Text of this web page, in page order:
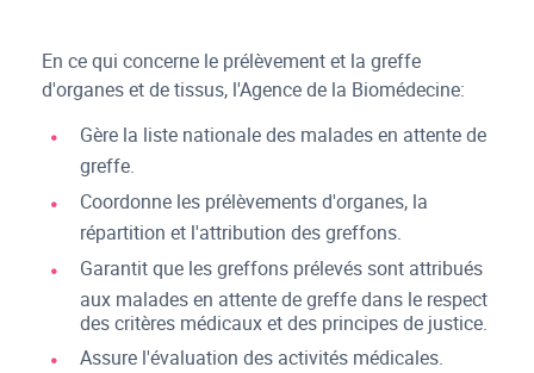
En ce qui concerne le prélèvement et la greffe
d'organes et de tissus, l'Agence de la Biomédecine:
Gère la liste nationale des malades en attente de
greffe.
Coordonne les prélèvements d'organes, la
répartition et l'attribution des greffons.
Garantit que les greffons prélevés sont attribués
aux malades en attente de greffe dans le respect
des critères médicaux et des principes de justice.
Assure l'évaluation des activités médicales.